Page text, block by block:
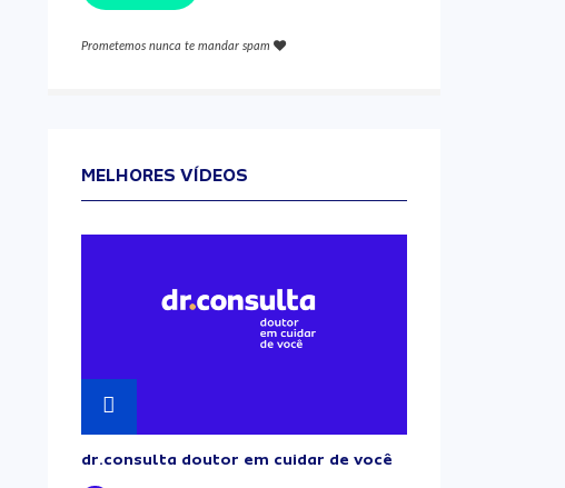
Prometemos nunca te mandar spam
MELHORES VÍDEOS
dr.consulta doutor em cuidar de você